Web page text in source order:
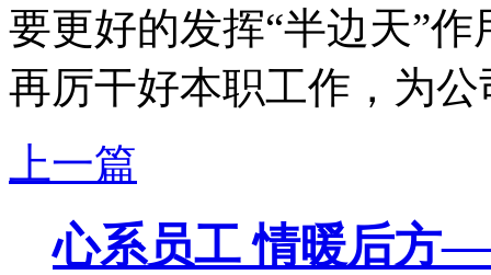
要更好的发挥“半边天”
再厉干好本职工作，为
上一篇
心系员工 情暖后方